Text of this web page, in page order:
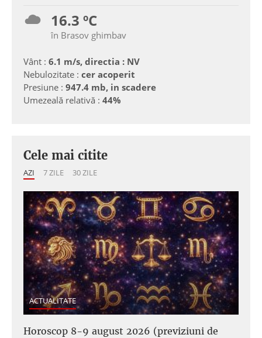
16.3 ºC
în Brasov ghimbav
Vânt : 6.1 m/s, directia : NV
Nebulozitate : cer acoperit
Presiune : 947.4 mb, in scadere
Umezeală relativă : 44%
Cele mai citite
AZI 7 ZILE 30 ZILE
ACTUALITATE
Horoscop 8-9 august 2026 (previziuni de